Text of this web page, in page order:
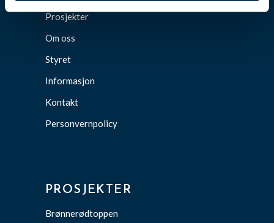
Prosjekter
Om oss
Styret
Informasjon
Kontakt
Personvernpolicy
PROSJEKTER
Brønnerødtoppen